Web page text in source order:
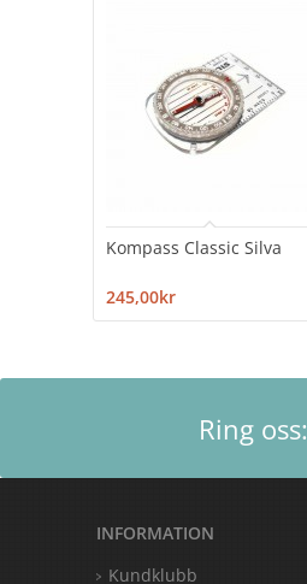
Kompass Classic Silva
245,00kr
Ring oss:
INFORMATION
Kundklubb